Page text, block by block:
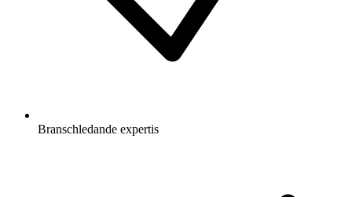
Branschledande expertis